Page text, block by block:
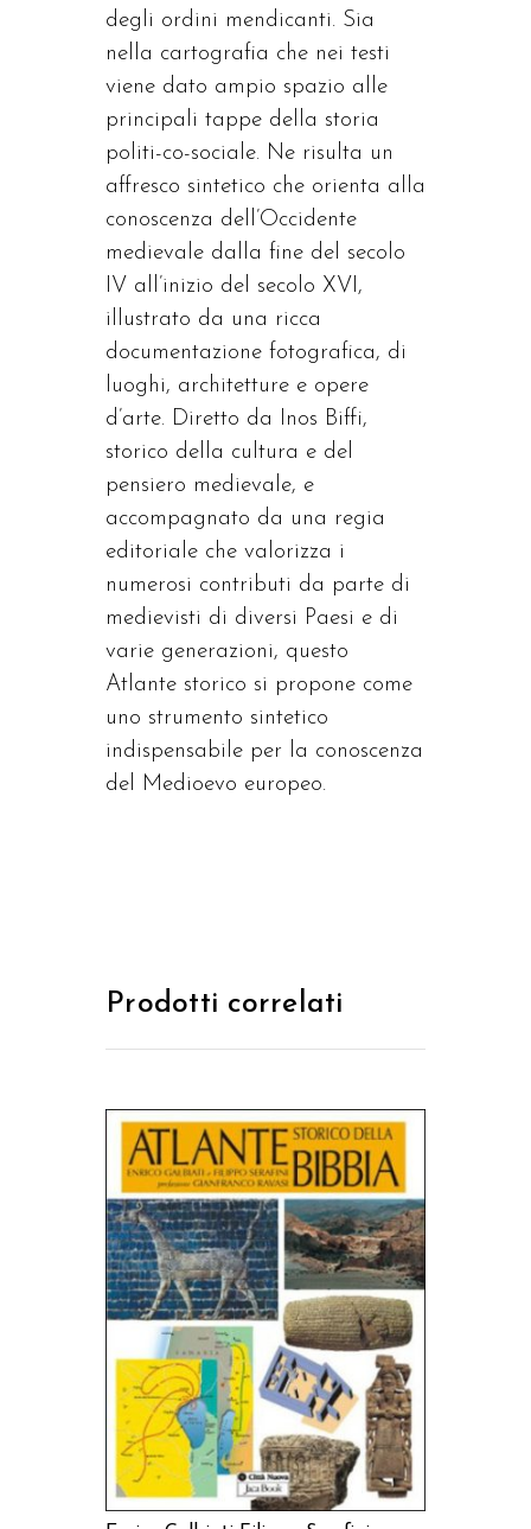
degli ordini mendicanti. Sia
nella cartografia che nei testi
viene dato ampio spazio alle
principali tappe della storia
politi-co-sociale. Ne risulta un
affresco sintetico che orienta alla
conoscenza dell’Occidente
medievale dalla fine del secolo
IV all’inizio del secolo XVI,
illustrato da una ricca
documentazione fotografica, di
luoghi, architetture e opere
d’arte. Diretto da Inos Biffi,
storico della cultura e del
pensiero medievale, e
accompagnato da una regia
editoriale che valorizza i
numerosi contributi da parte di
medievisti di diversi Paesi e di
varie generazioni, questo
Atlante storico si propone come
uno strumento sintetico
indispensabile per la conoscenza
del Medioevo europeo.
Prodotti correlati
AGGIUNGI AL CARRELLO